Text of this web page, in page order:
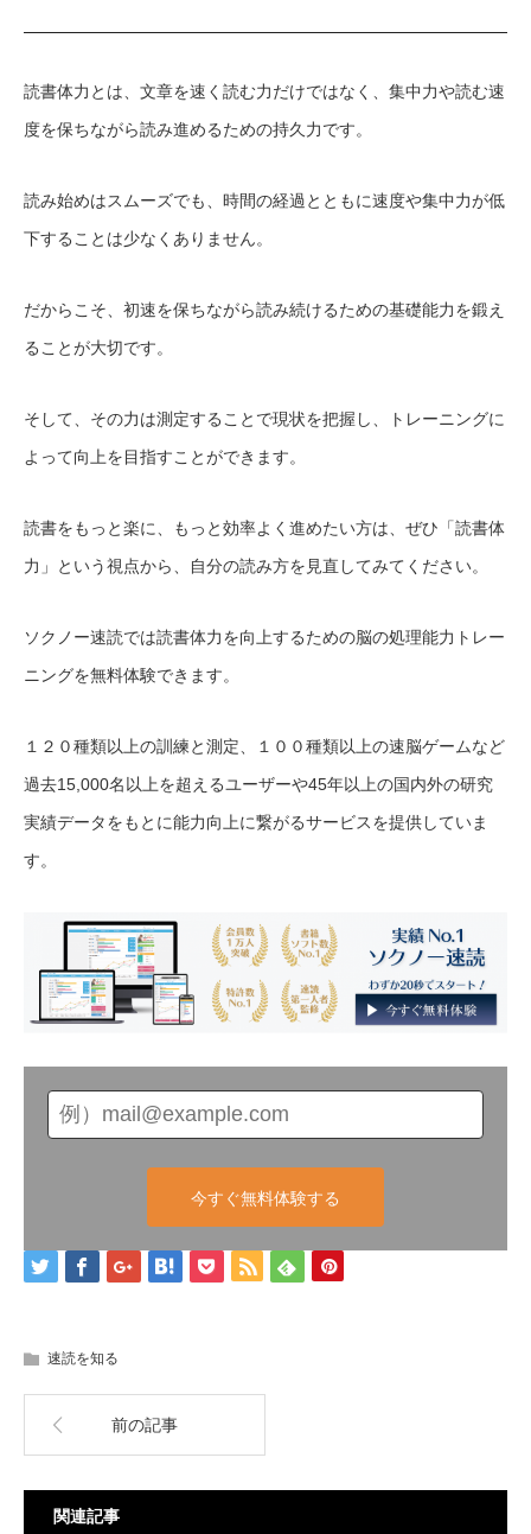
読書体力とは、文章を速く読む力だけではなく、集中力や読む速
度を保ちながら読み進めるための持久力です。
読み始めはスムーズでも、時間の経過とともに速度や集中力が低
下することは少なくありません。
だからこそ、初速を保ちながら読み続けるための基礎能力を鍛え
ることが大切です。
そして、その力は測定することで現状を把握し、トレーニングに
よって向上を目指すことができます。
読書をもっと楽に、もっと効率よく進めたい方は、ぜひ「読書体
力」という視点から、自分の読み方を見直してみてください。
ソクノー速読では読書体力を向上するための脳の処理能力トレー
ニングを無料体験できます。
１２０種類以上の訓練と測定、１００種類以上の速脳ゲームなど
過去15,000名以上を超えるユーザーや45年以上の国内外の研究
実績データをもとに能力向上に繋がるサービスを提供していま
す。
今すぐ無料体験する
速読を知る
前の記事
関連記事